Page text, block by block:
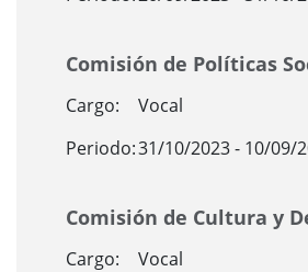
Comisión de Políticas
Cargo:
Vocal
Periodo:31/10/2023 - 10/09/
Comisión de Cultura y
Cargo:
Vocal